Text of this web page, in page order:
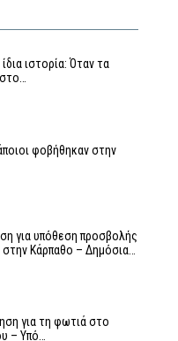
ιστορία: Όταν τα
φοβήθηκαν στην
για υπόθεση προσβολής
Κάρπαθο – Δημόσια…
για τη φωτιά στο
– Υπό…